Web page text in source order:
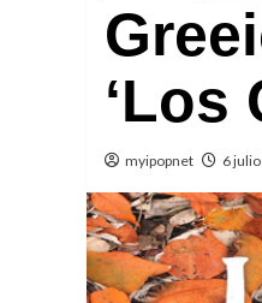
‘Los
myipopnet 6